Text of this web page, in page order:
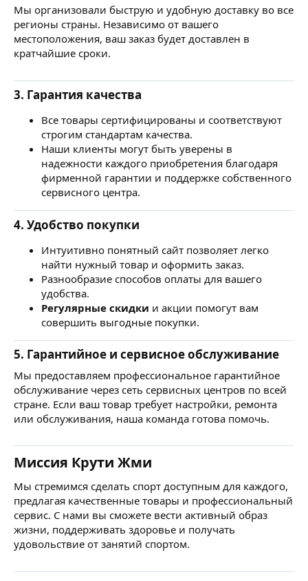
Мы организовали быструю и удобную доставку во все
регионы страны. Независимо от вашего
местоположения, ваш заказ будет доставлен в
кратчайшие сроки.
3. Гарантия качества
Все товары сертифицированы и соответствуют
строгим стандартам качества.
Наши клиенты могут быть уверены в
надежности каждого приобретения благодаря
фирменной гарантии и поддержке собственного
сервисного центра.
4. Удобство покупки
Интуитивно понятный сайт позволяет легко
найти нужный товар и оформить заказ.
Разнообразие способов оплаты для вашего
удобства.
Регулярные скидки и акции помогут вам
совершить выгодные покупки.
5. Гарантийное и сервисное обслуживание
Мы предоставляем профессиональное гарантийное
обслуживание через сеть сервисных центров по всей
стране. Если ваш товар требует настройки, ремонта
или обслуживания, наша команда готова помочь.
Миссия Крути Жми
Мы стремимся сделать спорт доступным для каждого,
предлагая качественные товары и профессиональный
сервис. С нами вы сможете вести активный образ
жизни, поддерживать здоровье и получать
удовольствие от занятий спортом.